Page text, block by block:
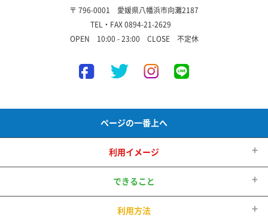
〒 796-0001 愛媛県八幡浜市向灘2187
TEL・FAX 0894-21-2629
OPEN 10:00 - 23:00 CLOSE 不定休
ページの一番上へ
利用イメージ
できること
利用方法